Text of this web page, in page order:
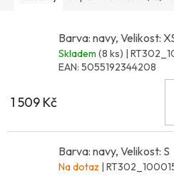
Barva: navy, Velikost:
Skladem (8 ks) |
EAN: 5055192344208
1 509 Kč
Barva: navy, Velikost: S
Na dotaz |